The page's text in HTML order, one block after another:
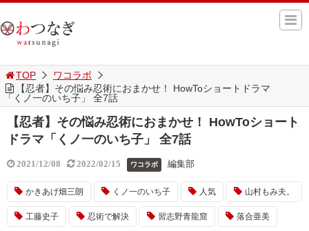
TOP
ワコラボ
【忍者】その悩み忍術におまかせ！ HowToショートドラマ
「くノ一のいち子」 全7話
【忍者】その悩み忍術におまかせ！ HowToショート
ドラマ「くノ一のいち子」 全7話
2021/12/08 2022/02/15 ワコラボ 編集部
かきあげ畑三朗 くノ一のいち子 人気 山村もみ夫。
工藤史子 忍術で解決 習志野青龍窟 落合亜美